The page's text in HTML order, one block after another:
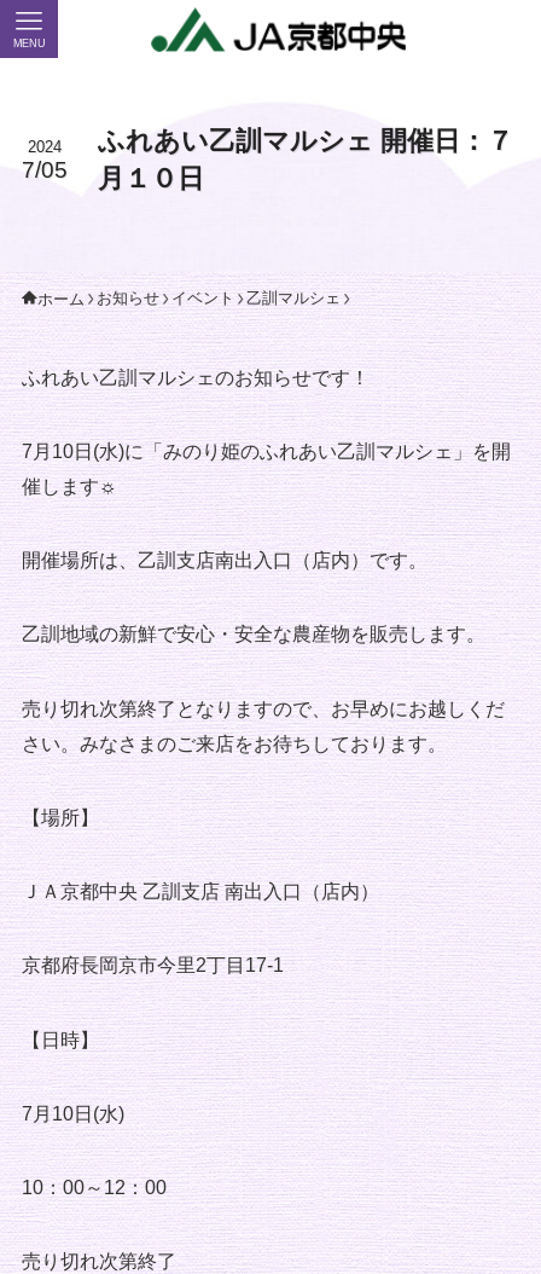
MENU
ふれあい乙訓マルシェ 開催日：７
月１０日
2024
7/05
ホーム お知らせ イベント 乙訓マルシェ
ふれあい乙訓マルシェのお知らせです！
7月10日(水)に「みのり姫のふれあい乙訓マルシェ」を開
催します☼
開催場所は、乙訓支店南出入口（店内）です。
乙訓地域の新鮮で安心・安全な農産物を販売します。
売り切れ次第終了となりますので、お早めにお越しくだ
さい。みなさまのご来店をお待ちしております。
【場所】
ＪＡ京都中央 乙訓支店 南出入口（店内）
京都府長岡京市今里2丁目17-1
【日時】
7月10日(水)
10：00～12：00
売り切れ次第終了